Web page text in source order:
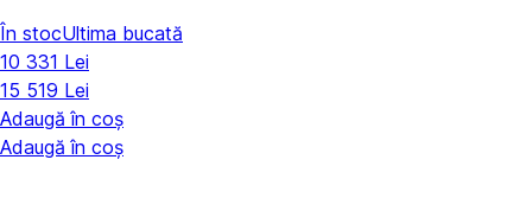
În stocUltima bucată
10 331 Lei
15 519 Lei
Adaugă în coș
Adaugă în coș